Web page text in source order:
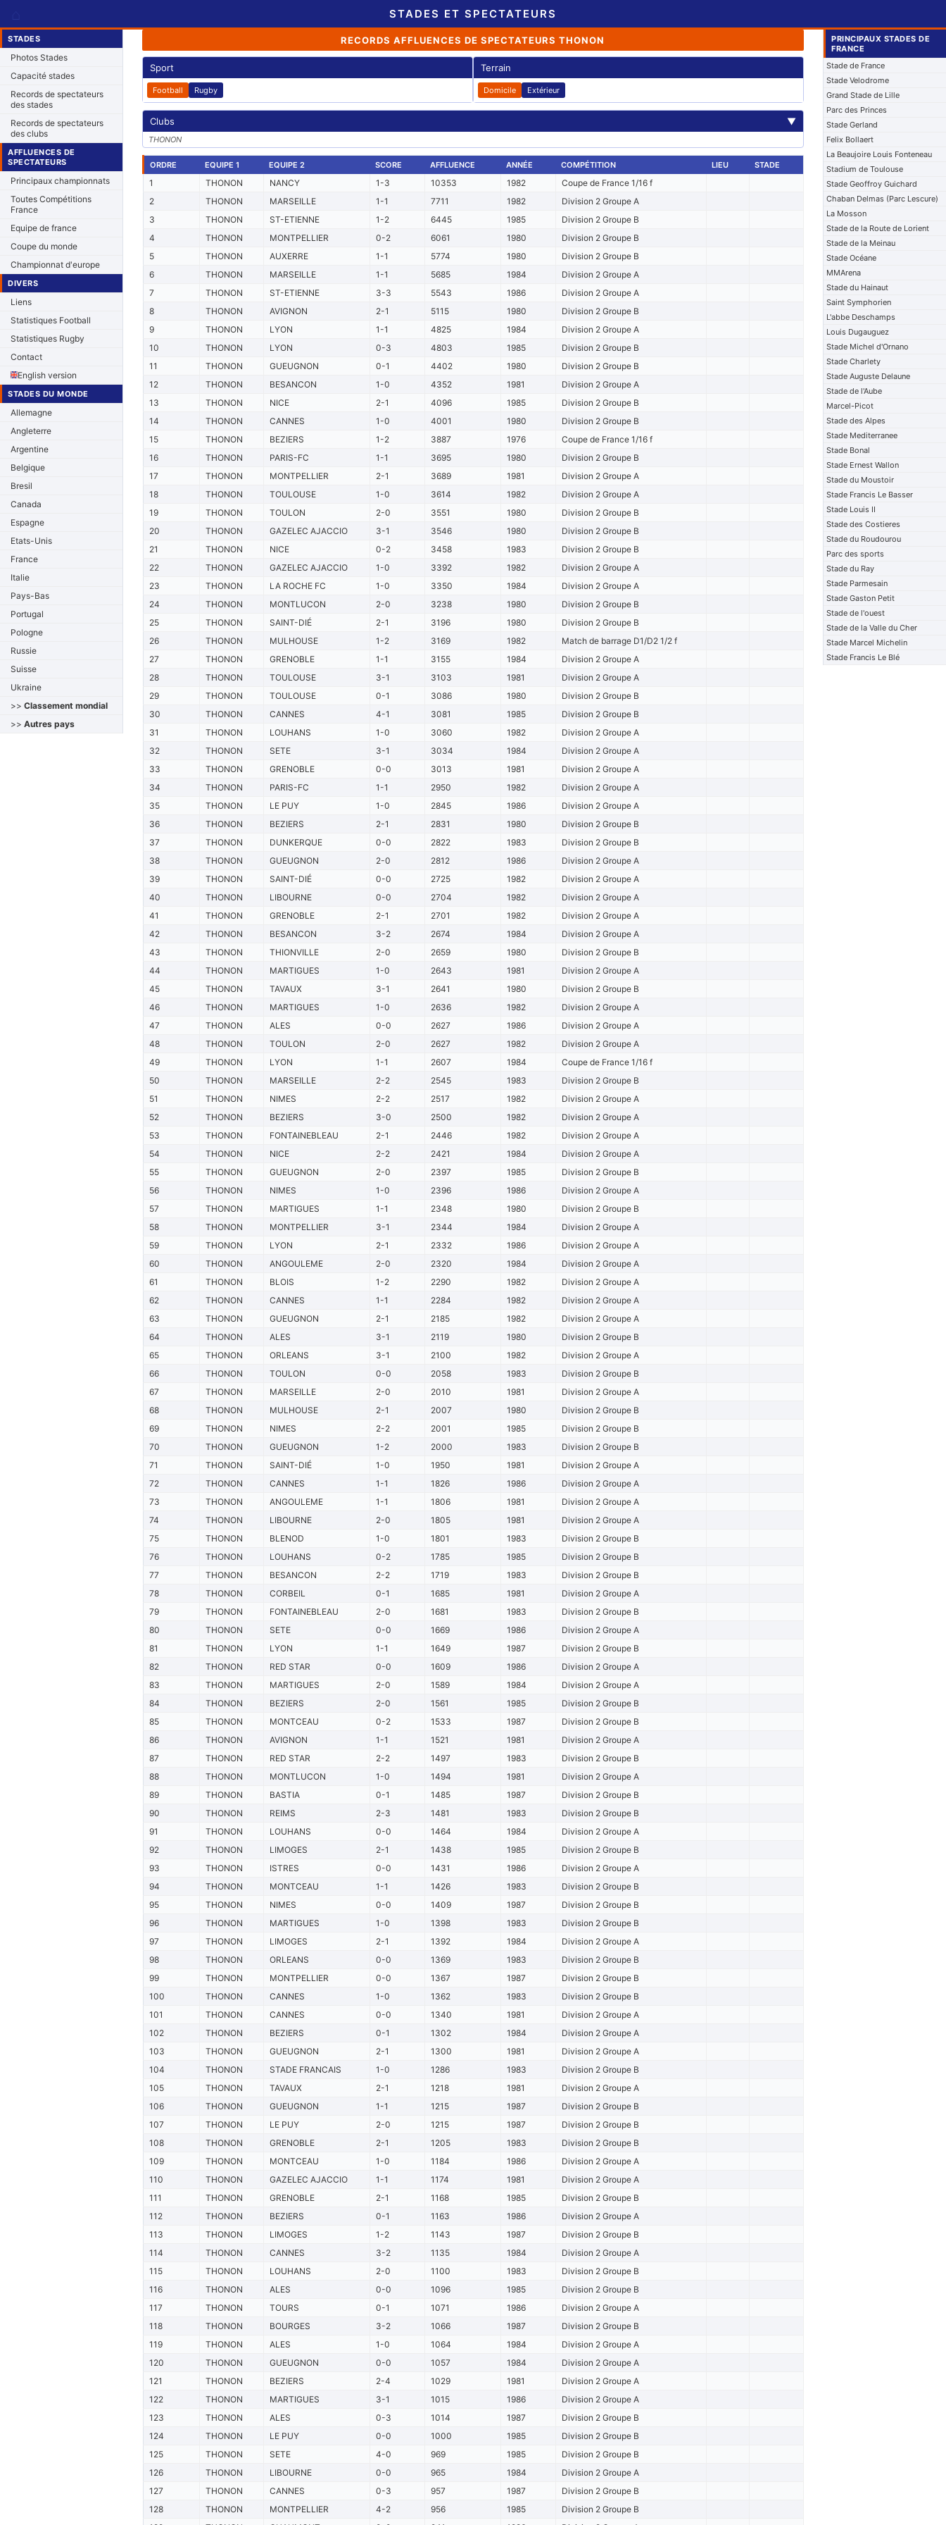
STADES ET SPECTATEURS
STADES
Photos Stades
Capacité stades
Records de spectateurs
des stades
Records de spectateurs
des clubs
AFFLUENCES DE
SPECTATEURS
Principaux championnats
Toutes Compétitions
France
Equipe de france
Coupe du monde
Championnat d'europe
DIVERS
Liens
Statistiques Football
Statistiques Rugby
Contact
English version
STADES DU MONDE
Allemagne
Angleterre
Argentine
Belgique
Bresil
Canada
Espagne
Etats-Unis
France
Italie
Pays-Bas
Portugal
Pologne
Russie
Suisse
Ukraine
>> Classement mondial
>> Autres pays
RECORDS AFFLUENCES DE SPECTATEURS THONON
Sport
Football Rugby
Terrain
Domicile Extérieur
Clubs ▼
THONON
ORDRE EQUIPE 1 EQUIPE 2 SCORE AFFLUENCE ANNÉE COMPÉTITION LIEU STADE
1 THONON NANCY 1-3 10353 1982
Coupe de France 1/16 f
2
THONON MARSEILLE 1-1 7711 1982
Division 2 Groupe A
3
THONON ST-ETIENNE 1-2 6445 1985
Division 2 Groupe B
4
THONON MONTPELLIER 0-2 6061 1980
Division 2 Groupe B
5
THONON AUXERRE 1-1 5774 1980
Division 2 Groupe B
6
THONON MARSEILLE 1-1 5685 1984
Division 2 Groupe A
7
THONON ST-ETIENNE 3-3 5543 1986
Division 2 Groupe A
8
THONON AVIGNON 2-1 5115 1980
Division 2 Groupe B
9
THONON LYON 1-1 4825 1984
Division 2 Groupe A
10
THONON LYON 0-3 4803 1985
Division 2 Groupe B
11
THONON GUEUGNON 0-1 4402 1980
Division 2 Groupe B
12
THONON BESANCON 1-0 4352 1981
Division 2 Groupe A
13
THONON NICE 2-1 4096 1985
Division 2 Groupe B
14
THONON CANNES 1-0 4001 1980
Division 2 Groupe B
15
THONON BEZIERS 1-2 3887 1976
Coupe de France 1/16 f
16
THONON PARIS-FC 1-1 3695 1980
Division 2 Groupe B
17
THONON MONTPELLIER 2-1 3689 1981
Division 2 Groupe A
18
THONON TOULOUSE 1-0 3614 1982
Division 2 Groupe A
19
THONON TOULON 2-0 3551 1980
Division 2 Groupe B
20
THONON GAZELEC AJACCIO 3-1 3546 1980
Division 2 Groupe B
21
THONON NICE 0-2 3458 1983
Division 2 Groupe B
22
THONON GAZELEC AJACCIO 1-0 3392 1982
Division 2 Groupe A
23
THONON LA ROCHE FC 1-0 3350 1984
Division 2 Groupe A
24
THONON MONTLUCON 2-0 3238 1980
Division 2 Groupe B
25
THONON SAINT-DIÉ 2-1 3196 1980
Division 2 Groupe B
26
THONON MULHOUSE 1-2 3169 1982
Match de barrage D1/D2 1/2 f
27
THONON GRENOBLE 1-1 3155 1984
Division 2 Groupe A
28
THONON TOULOUSE 3-1 3103 1981
Division 2 Groupe A
29
THONON TOULOUSE 0-1 3086 1980
Division 2 Groupe B
30
THONON CANNES 4-1 3081 1985
Division 2 Groupe B
31
THONON LOUHANS 1-0 3060 1982
Division 2 Groupe A
32
THONON SETE 3-1 3034 1984
Division 2 Groupe A
33
THONON GRENOBLE 0-0 3013 1981
Division 2 Groupe A
34
THONON PARIS-FC 1-1 2950 1982
Division 2 Groupe A
35
THONON LE PUY 1-0 2845 1986
Division 2 Groupe A
36
THONON BEZIERS 2-1 2831 1980
Division 2 Groupe B
37
THONON DUNKERQUE 0-0 2822 1983
Division 2 Groupe B
38
THONON GUEUGNON 2-0 2812 1986
Division 2 Groupe A
39
THONON SAINT-DIÉ 0-0 2725 1982
Division 2 Groupe A
40
THONON LIBOURNE 0-0 2704 1982
Division 2 Groupe A
41
THONON GRENOBLE 2-1 2701 1982
Division 2 Groupe A
42
THONON BESANCON 3-2 2674 1984
Division 2 Groupe A
43
THONON THIONVILLE 2-0 2659 1980
Division 2 Groupe B
44
THONON MARTIGUES 1-0 2643 1981
Division 2 Groupe A
45
THONON TAVAUX 3-1 2641 1980
Division 2 Groupe B
46
THONON MARTIGUES 1-0 2636 1982
Division 2 Groupe A
47
THONON ALES 0-0 2627 1986
Division 2 Groupe A
48
THONON TOULON 2-0 2627 1982
Division 2 Groupe A
49
THONON LYON 1-1 2607 1984
Coupe de France 1/16 f
50
THONON MARSEILLE 2-2 2545 1983
Division 2 Groupe B
51
THONON NIMES 2-2 2517 1982
Division 2 Groupe A
52
THONON BEZIERS 3-0 2500 1982
Division 2 Groupe A
53
THONON FONTAINEBLEAU 2-1 2446 1982
Division 2 Groupe A
54
THONON NICE 2-2 2421 1984
Division 2 Groupe A
55
THONON GUEUGNON 2-0 2397 1985
Division 2 Groupe B
56
THONON NIMES 1-0 2396 1986
Division 2 Groupe A
57
THONON MARTIGUES 1-1 2348 1980
Division 2 Groupe B
58
THONON MONTPELLIER 3-1 2344 1984
Division 2 Groupe A
59
THONON LYON 2-1 2332 1986
Division 2 Groupe A
60
THONON ANGOULEME 2-0 2320 1984
Division 2 Groupe A
61
THONON BLOIS 1-2 2290 1982
Division 2 Groupe A
62
THONON CANNES 1-1 2284 1982
Division 2 Groupe A
63
THONON GUEUGNON 2-1 2185 1982
Division 2 Groupe A
64
THONON ALES 3-1 2119 1980
Division 2 Groupe B
65
THONON ORLEANS 3-1 2100 1982
Division 2 Groupe A
66
THONON TOULON 0-0 2058 1983
Division 2 Groupe B
67
THONON MARSEILLE 2-0 2010 1981
Division 2 Groupe A
68
THONON MULHOUSE 2-1 2007 1980
Division 2 Groupe B
69
THONON NIMES 2-2 2001 1985
Division 2 Groupe B
70
THONON GUEUGNON 1-2 2000 1983
Division 2 Groupe B
71
THONON SAINT-DIÉ 1-0 1950 1981
Division 2 Groupe A
72
THONON CANNES 1-1 1826 1986
Division 2 Groupe A
73
THONON ANGOULEME 1-1 1806 1981
Division 2 Groupe A
74
THONON LIBOURNE 2-0 1805 1981
Division 2 Groupe A
75
THONON BLENOD 1-0 1801 1983
Division 2 Groupe B
76
THONON LOUHANS 0-2 1785 1985
Division 2 Groupe B
77
THONON BESANCON 2-2 1719 1983
Division 2 Groupe B
78
THONON CORBEIL 0-1 1685 1981
Division 2 Groupe A
79
THONON FONTAINEBLEAU 2-0 1681 1983
Division 2 Groupe B
80
THONON SETE 0-0 1669 1986
Division 2 Groupe A
81
THONON LYON 1-1 1649 1987
Division 2 Groupe B
82
THONON RED STAR 0-0 1609 1986
Division 2 Groupe A
83
THONON MARTIGUES 2-0 1589 1984
Division 2 Groupe A
84
THONON BEZIERS 2-0 1561 1985
Division 2 Groupe B
85
THONON MONTCEAU 0-2 1533 1987
Division 2 Groupe B
86
THONON AVIGNON 1-1 1521 1981
Division 2 Groupe A
87
THONON RED STAR 2-2 1497 1983
Division 2 Groupe B
88
THONON MONTLUCON 1-0 1494 1981
Division 2 Groupe A
89
THONON BASTIA 0-1 1485 1987
Division 2 Groupe B
90
THONON REIMS 2-3 1481 1983
Division 2 Groupe B
91
THONON LOUHANS 0-0 1464 1984
Division 2 Groupe A
92
THONON LIMOGES 2-1 1438 1985
Division 2 Groupe B
93
THONON ISTRES 0-0 1431 1986
Division 2 Groupe A
94
THONON MONTCEAU 1-1 1426 1983
Division 2 Groupe B
95
THONON NIMES 0-0 1409 1987
Division 2 Groupe B
96
THONON MARTIGUES 1-0 1398 1983
Division 2 Groupe B
97
THONON LIMOGES 2-1 1392 1984
Division 2 Groupe A
98
THONON ORLEANS 0-0 1369 1983
Division 2 Groupe B
99
THONON MONTPELLIER 0-0 1367 1987
Division 2 Groupe B
100
THONON CANNES 1-0 1362 1983
Division 2 Groupe B
101
THONON CANNES 0-0 1340 1981
Division 2 Groupe A
102
THONON BEZIERS 0-1 1302 1984
Division 2 Groupe A
103
THONON GUEUGNON 2-1 1300 1981
Division 2 Groupe A
104
THONON STADE FRANCAIS 1-0 1286 1983
Division 2 Groupe B
105
THONON TAVAUX 2-1 1218 1981
Division 2 Groupe A
106
THONON GUEUGNON 1-1 1215 1987
Division 2 Groupe B
107
THONON LE PUY 2-0 1215 1987
Division 2 Groupe B
108
THONON GRENOBLE 2-1 1205 1983
Division 2 Groupe B
109
THONON MONTCEAU 1-0 1184 1986
Division 2 Groupe A
110
THONON GAZELEC AJACCIO 1-1 1174 1981
Division 2 Groupe A
111
THONON GRENOBLE 2-1 1168 1985
Division 2 Groupe B
112
THONON BEZIERS 0-1 1163 1986
Division 2 Groupe A
113
THONON LIMOGES 1-2 1143 1987
Division 2 Groupe B
114
THONON CANNES 3-2 1135 1984
Division 2 Groupe A
115
THONON LOUHANS 2-0 1100 1983
Division 2 Groupe B
116
THONON ALES 0-0 1096 1985
Division 2 Groupe B
117
THONON TOURS 0-1 1071 1986
Division 2 Groupe A
118
THONON BOURGES 3-2 1066 1987
Division 2 Groupe B
119
THONON ALES 1-0 1064 1984
Division 2 Groupe A
120
THONON GUEUGNON 0-0 1057 1984
Division 2 Groupe A
121
THONON BEZIERS 2-4 1029 1981
Division 2 Groupe A
122
THONON MARTIGUES 3-1 1015 1986
Division 2 Groupe A
123
THONON ALES 0-3 1014 1987
Division 2 Groupe B
124
THONON LE PUY 0-0 1000 1985
Division 2 Groupe B
125
THONON SETE 4-0 969 1985
Division 2 Groupe B
126
THONON LIBOURNE 0-0 965 1984
Division 2 Groupe A
127
THONON CANNES 0-3 957 1987
Division 2 Groupe B
128
THONON MONTPELLIER 4-2 956 1985
Division 2 Groupe B
PRINCIPAUX STADES DE
FRANCE
Stade de France
Stade Velodrome
Grand Stade de Lille
Parc des Princes
Stade Gerland
Felix Bollaert
La Beaujoire Louis Fonteneau
Stadium de Toulouse
Stade Geoffroy Guichard
Chaban Delmas (Parc Lescure)
La Mosson
Stade de la Route de Lorient
Stade de la Meinau
Stade Océane
MMArena
Stade du Hainaut
Saint Symphorien
L'abbe Deschamps
Louis Dugauguez
Stade Michel d'Ornano
Stade Charlety
Stade Auguste Delaune
Stade de l'Aube
Marcel-Picot
Stade des Alpes
Stade Mediterranee
Stade Bonal
Stade Ernest Wallon
Stade du Moustoir
Stade Francis Le Basser
Stade Louis II
Stade des Costieres
Stade du Roudourou
Parc des sports
Stade du Ray
Stade Parmesain
Stade Gaston Petit
Stade de l'ouest
Stade de la Valle du Cher
Stade Marcel Michelin
Stade Francis Le Blé